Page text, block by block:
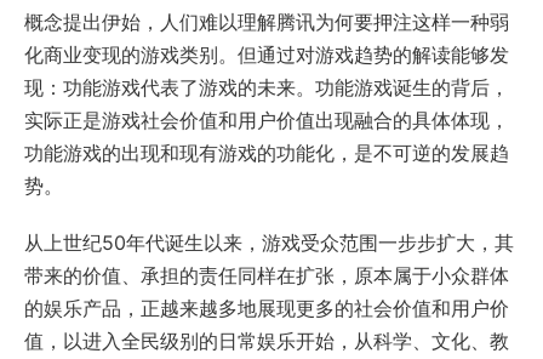
概念提出伊始，人们难以理解腾讯为何要押注这样一种弱
化商业变现的游戏类别。但通过对游戏趋势的解读能够发
现：功能游戏代表了游戏的未来。功能游戏诞生的背后，
实际正是游戏社会价值和用户价值出现融合的具体体现，
功能游戏的出现和现有游戏的功能化，是不可逆的发展趋
势。
从上世纪50年代诞生以来，游戏受众范围一步步扩大，其
带来的价值、承担的责任同样在扩张，原本属于小众群体
的娱乐产品，正越来越多地展现更多的社会价值和用户价
值，以进入全民级别的日常娱乐开始，从科学、文化、教